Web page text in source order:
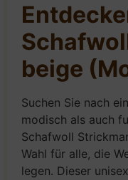
beige
Suchen Sie nach
modisch als auch
Schafwoll
Wahl für alle, die
legen. Dieser